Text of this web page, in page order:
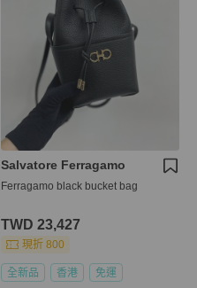
Salvatore Ferragamo
Ferragamo black bucket bag
TWD 23,427
現折 800
全新品 香港 免運